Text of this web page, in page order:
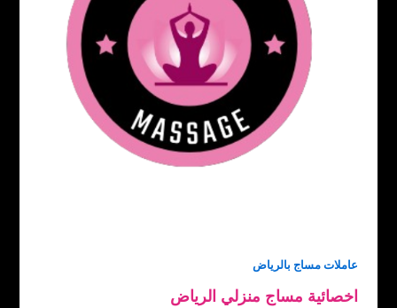
عاملات مساج بالرياض
اخصائية مساج منزلي الرياض